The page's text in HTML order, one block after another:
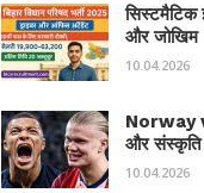
सिस्टमैटिक
और जोखिम
10.04.2026
Norway
और संस्कृति
10.04.2026